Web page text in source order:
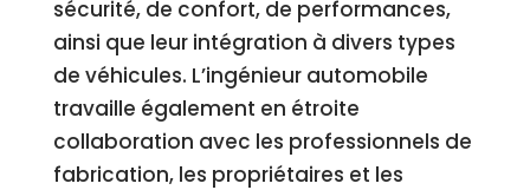
sécurité, de confort, de performances,
ainsi que leur intégration à divers types
de véhicules. L’ingénieur automobile
travaille également en étroite
collaboration avec les professionnels de
fabrication, les propriétaires et les